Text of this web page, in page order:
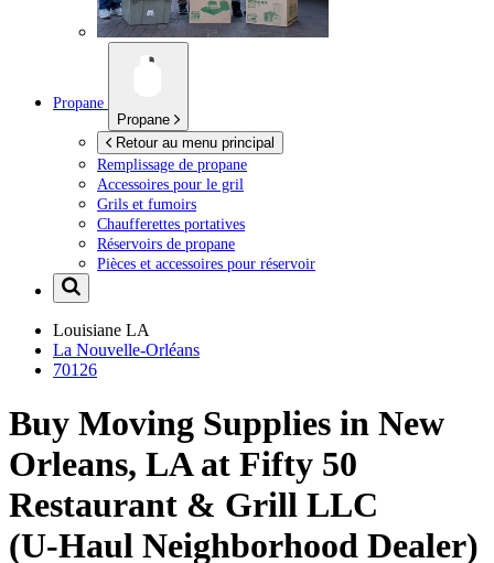
Propane
Propane
Retour au menu principal
Remplissage de propane
Accessoires pour le gril
Grils et fumoirs
Chaufferettes portatives
Réservoirs de propane
Pièces et accessoires pour réservoir
Louisiane LA
La Nouvelle-Orléans
70126
Buy Moving Supplies in New
Orleans, LA at Fifty 50
Restaurant & Grill LLC
(U-Haul Neighborhood Dealer)